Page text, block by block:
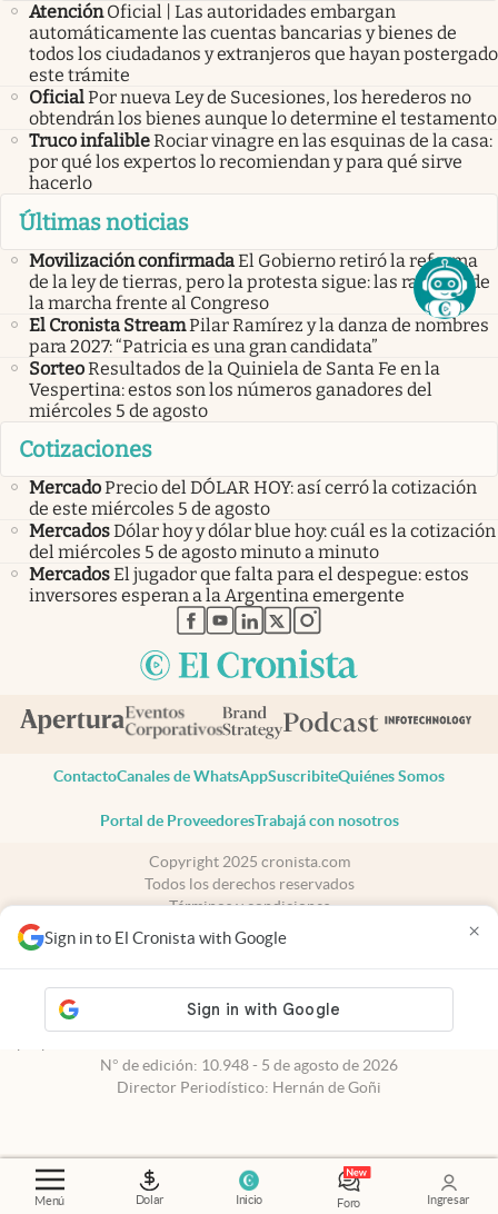
Menú Dolar Inicio Foro Ingresar
Sign in to El Cronista with Google ×
Atención Oficial | Las autoridades embargan
automáticamente las cuentas bancarias y bienes de
todos los ciudadanos y extranjeros que hayan postergado
este trámite
OficialPor nueva Ley de Sucesiones, los herederos no
obtendrán los bienes aunque lo determine el testamento
Truco infalibleRociar vinagre en las esquinas de la casa:
por qué los expertos lo recomiendan y para qué sirve
hacerlo
Últimas noticias
Movilización confirmadaEl Gobierno retiró la reforma
de la ley de tierras, pero la protesta sigue: las razones de
la marcha frente al Congreso
El Cronista StreamPilar Ramírez y la danza de nombres
para 2027: “Patricia es una gran candidata”
SorteoResultados de la Quiniela de Santa Fe en la
Vespertina: estos son los números ganadores del
miércoles 5 de agosto
Cotizaciones
MercadoPrecio del DÓLAR HOY: así cerró la cotización
de este miércoles 5 de agosto
MercadosDólar hoy y dólar blue hoy: cuál es la cotización
del miércoles 5 de agosto minuto a minuto
MercadosEl jugador que falta para el despegue: estos
inversores esperan a la Argentina emergente
abre en nueva pestaña
abre en nueva pestaña
abre en nueva pestaña
abre en nueva pestaña
abre en nueva pestaña
ContactoCanales de WhatsAppSuscribiteQuiénes Somos
Portal de ProveedoresTrabajá con nosotros
Copyright 2025 cronista.com
Todos los derechos reservados
Términos y condiciones
Privacidad
Consentimiento
cronista.com
es propiedad de El Cronista Comercial S.A Registro de
N° de edición: 10.948 - 5 de agosto de 2026
Director Periodístico: Hernán de Goñi